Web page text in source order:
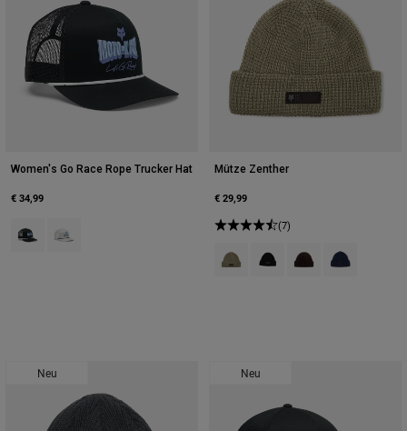
Women's Go Race Rope Trucker Hat
€ 34,99
Product swatch type of Schwarz.
Product swatch type of Hellgrau.
Mütze Zenther
€ 29,99
(7)
Product swatch type of Adobe-
Product swatch type of
Product swatch
Product
Neu Neu